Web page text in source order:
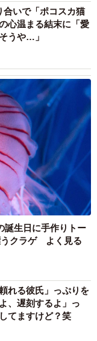
合いで「ポコスカ猫
心温まる結末に「愛
うや…」
誕生日に手作りトー
クラゲ よく見る
れる彼氏」っぷりを
、遅刻するよ」っ
てますけど？笑